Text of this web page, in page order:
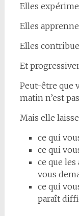
Elles
Elles
Elles
Et
Peut-être que
matin n’est
Mais elle
ce qui
ce qui
ce que
vous
ce qui
paraît